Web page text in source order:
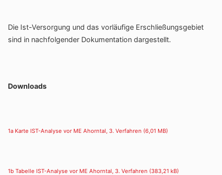
Die Ist-Versor­gung und das vorläu­fige Erschlie­ßungs­ge­biet
sind in nach­fol­gender Doku­men­ta­tion dargestellt.
Down­loads
1a Karte IST-Analyse vor ME Ahorntal, 3. Verfahren
1b Tabelle IST-Analyse vor ME Ahorntal, 3. Verfahren